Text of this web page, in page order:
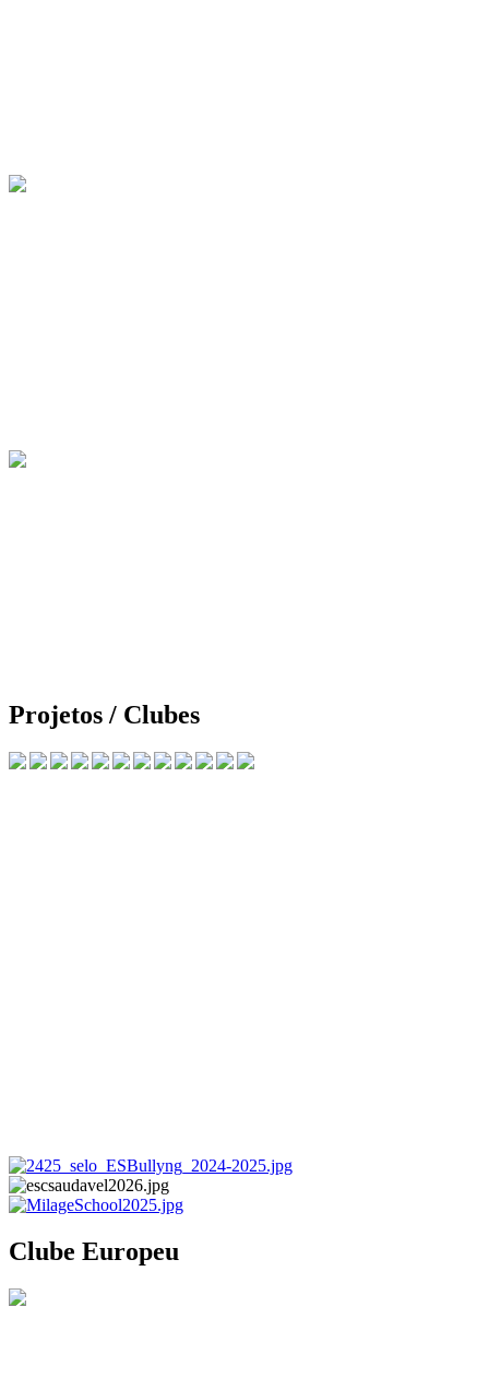
Projetos / Clubes
Clube Europeu